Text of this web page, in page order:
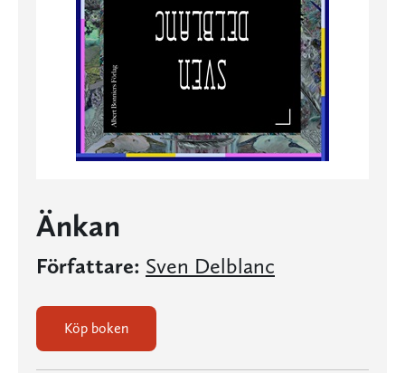
Änkan
Författare: Sven Delblanc
Köp boken